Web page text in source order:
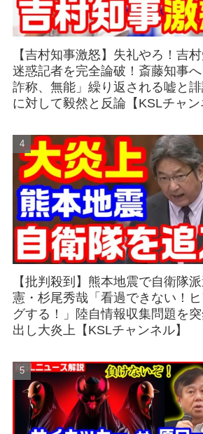
【吉村知事激怒】失礼やろ！吉
迷惑記者を完全論破！斎藤知事
詐称、無能」繰り返される嘘と
に対して毅然と反論【KSLチャン
【批判殺到】熊本地震で自衛隊
憲・杉尾秀哉「看過できない！
グする！」陸自情報収集問題を
出し大炎上【KSLチャンネル】